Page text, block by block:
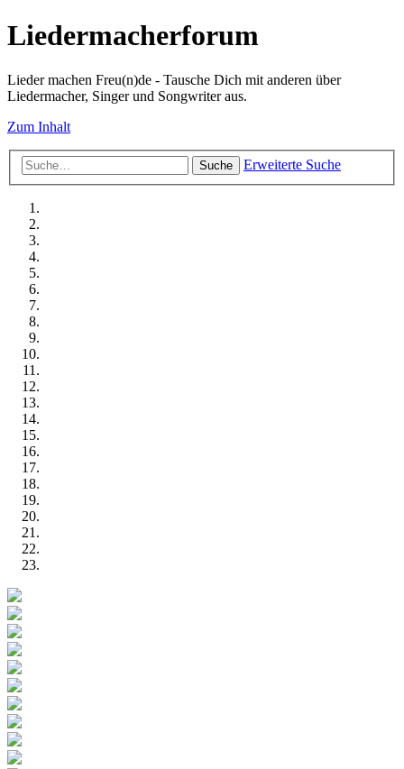
Liedermacherforum
Lieder machen Freu(n)de - Tausche Dich mit anderen über
Liedermacher, Singer und Songwriter aus.
Zum Inhalt
Suche Erweiterte Suche